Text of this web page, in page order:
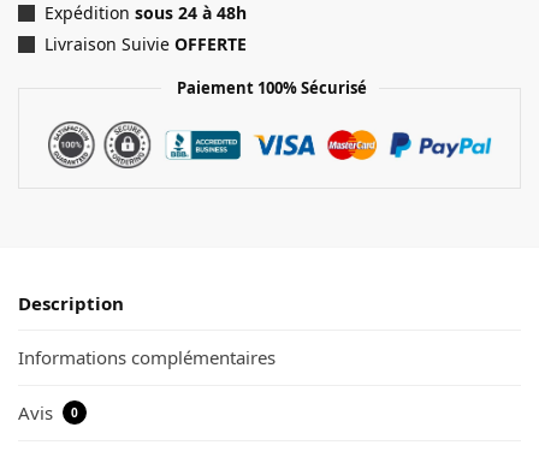
Expédition sous 24 à 48h
Livraison Suivie OFFERTE
Paiement 100% Sécurisé
Description
Informations complémentaires
Avis 0